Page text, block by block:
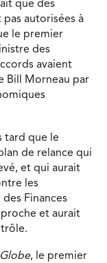
que des
autorisées à
le premier
des
avaient
Bill Morneau par
tard que le
de relance qui
et qui aurait
les
Finances
et aurait
Globe, le premier